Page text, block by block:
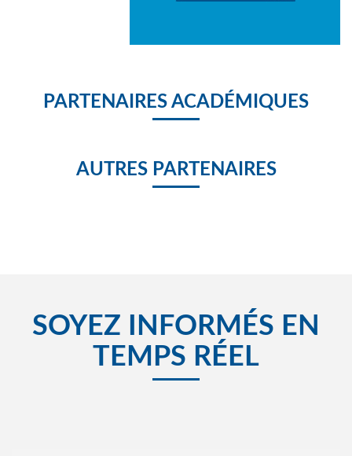
PARTENAIRES ACADÉMIQUES
AUTRES PARTENAIRES
SOYEZ INFORMÉS EN
TEMPS RÉEL